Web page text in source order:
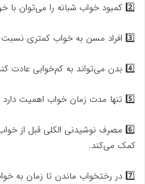
2️⃣ کمبود خواب شبانه را می‌توان با خوابیدن در طول روز جبران کرد.
3️⃣ افراد مسن به خواب کمتری نسبت به جوانان نیاز دارند.
4️⃣ بدن می‌تواند به کم‌خوابی عادت کند و به آن سازگار شود.
5️⃣ تنها مدت زمان خواب اهمیت دارد و کیفیت خواب بی‌تأثیر است.
6️⃣ مصرف نوشیدنی الکلی قبل از
کمک می‌کند.
7️⃣ در رختخواب ماندن تا زمان به